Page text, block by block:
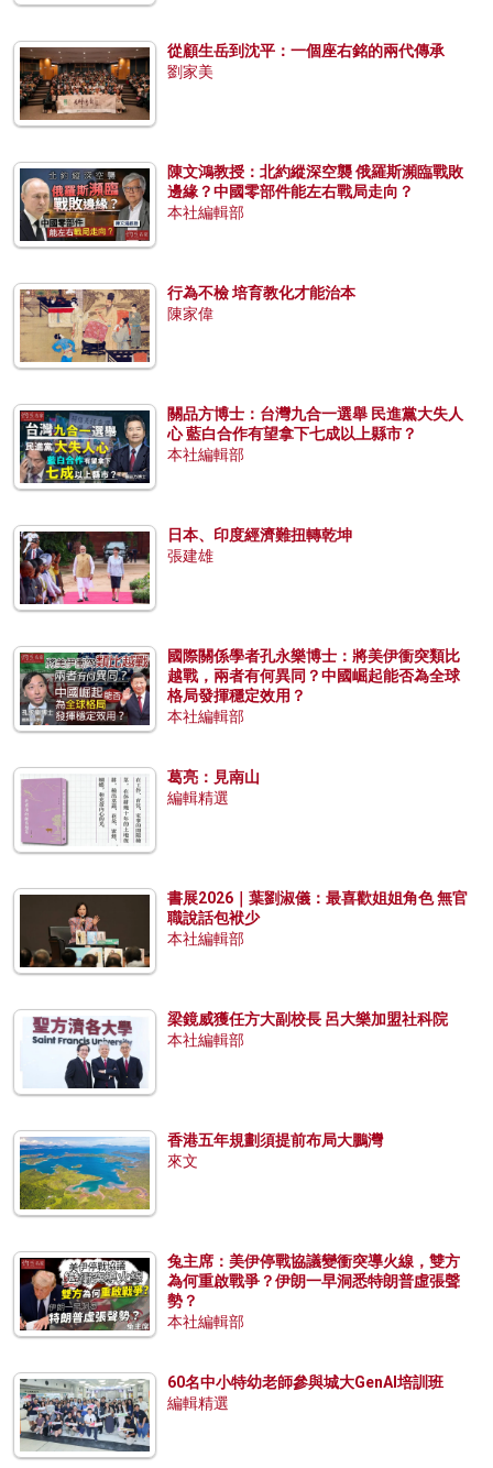
從顧生岳到沈平：一個座右銘的兩代傳承
劉家美
陳文鴻教授：北約縱深空襲 俄羅斯瀕臨戰敗
邊緣？中國零部件能左右戰局走向？
本社編輯部
行為不檢 培育教化才能治本
陳家偉
關品方博士：台灣九合一選舉 民進黨大失人
心 藍白合作有望拿下七成以上縣市？
本社編輯部
日本、印度經濟難扭轉乾坤
張建雄
國際關係學者孔永樂博士：將美伊衝突類比
越戰，兩者有何異同？中國崛起能否為全球
格局發揮穩定效用？
本社編輯部
葛亮：見南山
編輯精選
書展2026｜葉劉淑儀：最喜歡姐姐角色 無官
職說話包袱少
本社編輯部
梁鏡威獲任方大副校長 呂大樂加盟社科院
本社編輯部
香港五年規劃須提前布局大鵬灣
來文
兔主席：美伊停戰協議變衝突導火線，雙方
為何重啟戰爭？伊朗一早洞悉特朗普虛張聲
勢？
本社編輯部
60名中小特幼老師參與城大GenAI培訓班
編輯精選